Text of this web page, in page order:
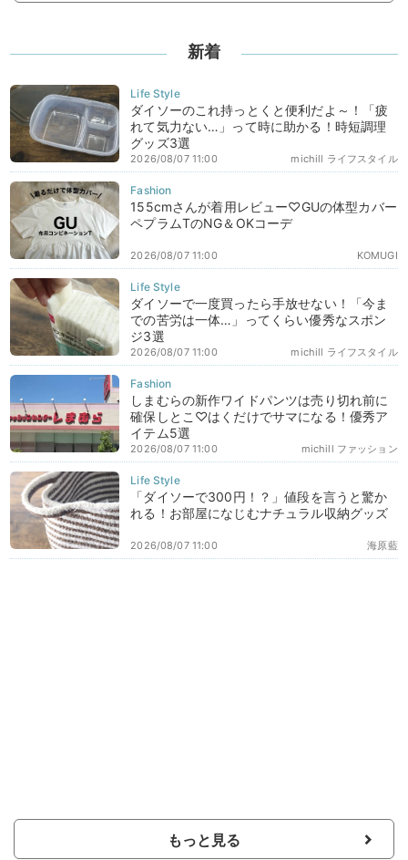
新着
ダイソーのこれ持っとくと便利だよ～！「疲
れて気力ない…」って時に助かる！時短調理
グッズ3選
michill ライフスタイル
2026/08/07 11:00
155cmさんが着用レビュー♡GUの体型カバー
ペプラムTのNG＆OKコーデ
KOMUGI
2026/08/07 11:00
ダイソーで一度買ったら手放せない！「今ま
での苦労は一体…」ってくらい優秀なスポン
ジ3選
michill ライフスタイル
2026/08/07 11:00
しまむらの新作ワイドパンツは売り切れ前に
確保しとこ♡はくだけでサマになる！優秀ア
イテム5選
michill ファッション
2026/08/07 11:00
「ダイソーで300円！？」値段を言うと驚か
れる！お部屋になじむナチュラル収納グッズ
海原藍
2026/08/07 11:00
もっと見る